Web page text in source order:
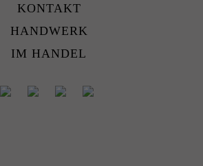
KONTAKT
HANDWERK
IM HANDEL